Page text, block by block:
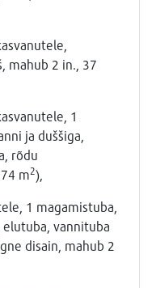
mahub 2 in., 37
1
ja duššiga,
rõdu
m2),
1 magamistuba,
vannituba
disain, mahub 2